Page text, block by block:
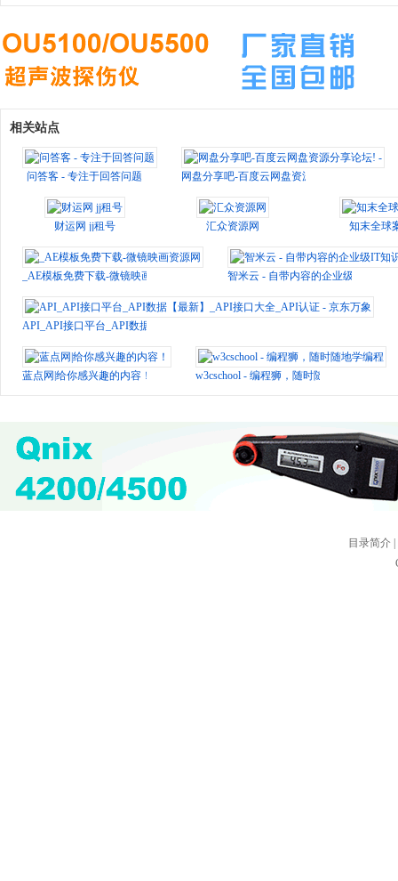
相关站点
问答客 - 专注于回答问题 网盘分享吧-百度云网盘资源分享论坛! -
财运网 jj租号 汇众资源网 知末全球
_AE模板免费下载-微镜映画资源网 智米云 - 自带内容的企业级IT知识
API_API接口平台_API数据【最新】_API接口大全_API认证 - 京东万象
蓝点网|给你感兴趣的内容！ w3cschool - 编程狮，随时随地学编程
目录简介